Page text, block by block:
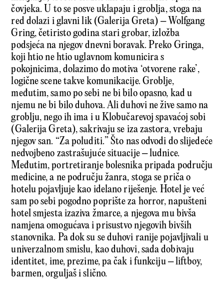
čovjeka. U to se posve uklapaju i groblja, stoga na
red dolazi i glavni lik (Galerija Greta) – Wolfgang
Gring, četiristo godina stari grobar, izložba
podsjeća na njegov dnevni boravak. Preko Gringa,
koji htio ne htio uglavnom komunicira s
pokojnicima, dolazimo do motiva ‘otvorene rake’,
logične scene takve komunikacije. Groblje,
međutim, samo po sebi ne bi bilo opasno, kad u
njemu ne bi bilo duhova. Ali duhovi ne žive samo na
groblju, nego ih ima i u Klobučarevoj spavaćoj sobi
(Galerija Greta), sakrivaju se iza zastora, vrebaju
njegov san. “Za poluditi.” Što nas odvodi do slijedeće
nedvojbeno zastrašujuće situacije – ludnice.
Međutim, portretiranje bolesnika pripada području
medicine, a ne području žanra, stoga se priča o
hotelu pojavljuje kao idelano riješenje. Hotel je već
sam po sebi pogodno poprište za horror, napušteni
hotel smjesta izaziva žmarce, a njegova mu bivša
namjena omogućava i prisustvo njegovih bivših
stanovnika. Pa dok su se duhovi ranije pojavljivali u
univerzalnom smislu, kao duhovi, sada dobivaju
identitet, ime, prezime, pa čak i funkciju – liftboy,
barmen, orguljaš i slično.